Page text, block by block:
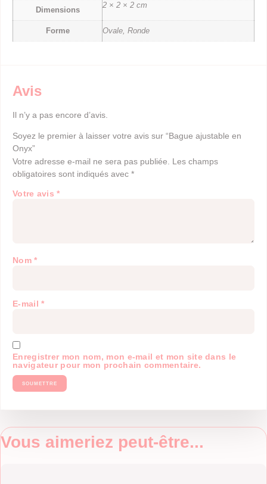
Dimensions
2 × 2 × 2 cm
Forme Ovale, Ronde
Avis
Il n’y a pas encore d’avis.
Soyez le premier à laisser votre avis sur “Bague ajustable en
Onyx”
Votre adresse e-mail ne sera pas publiée. Les champs
obligatoires sont indiqués avec *
Votre avis*
Nom*
E-mail*
Enregistrer mon nom, mon e-mail et mon site dans le
navigateur pour mon prochain commentaire.
Vous aimeriez peut-être...